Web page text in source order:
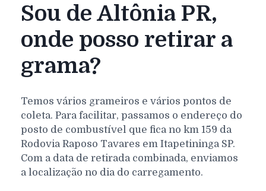
Sou de Altônia PR,
onde posso retirar a
grama?
Temos vários grameiros e vários pontos de
coleta. Para facilitar, passamos o endereço do
posto de combustível que fica no km 159 da
Rodovia Raposo Tavares em Itapetininga SP.
Com a data de retirada combinada, enviamos
a localização no dia do carregamento.